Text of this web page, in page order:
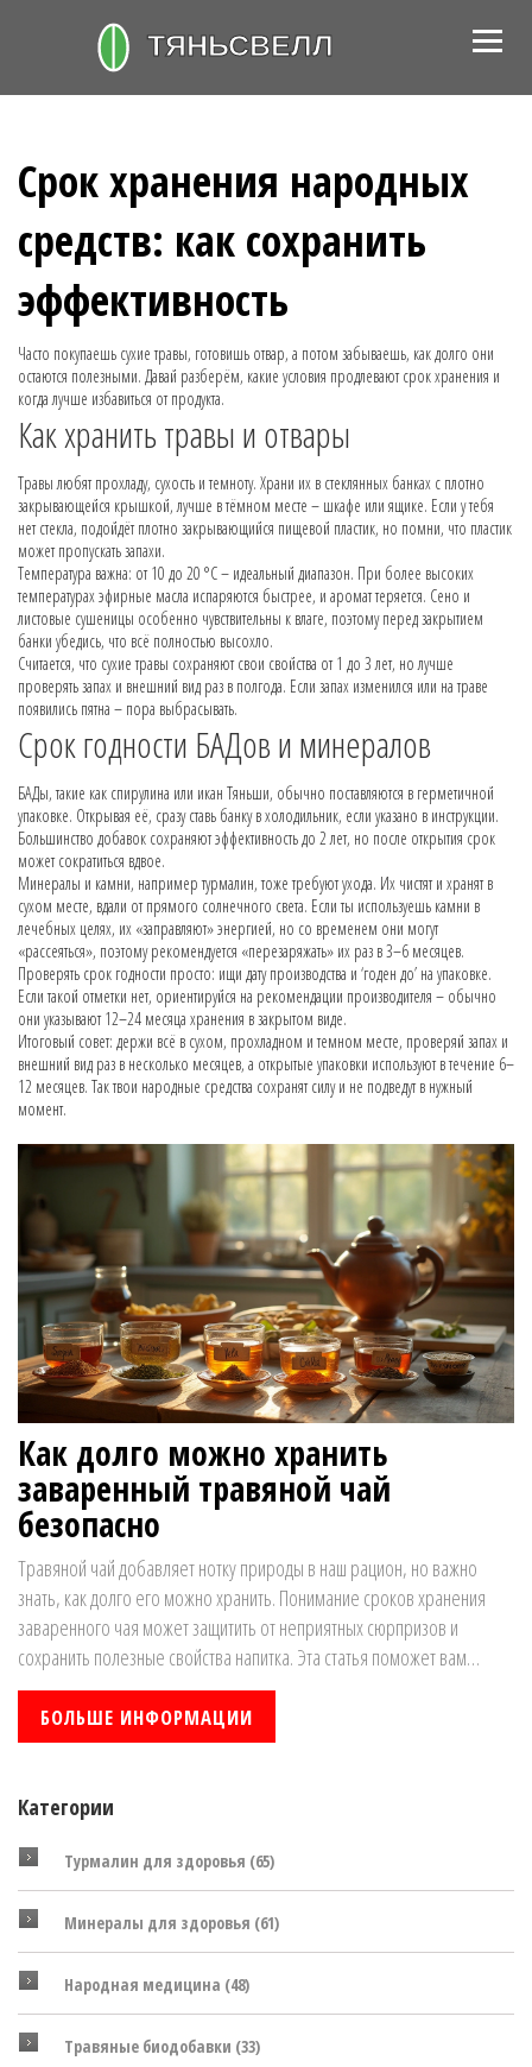
Срок хранения народных
средств: как сохранить
эффективность
Часто покупаешь сухие травы, готовишь отвар, а потом забываешь, как долго они
остаются полезными. Давай разберём, какие условия продлевают срок хранения и
когда лучше избавиться от продукта.
Как хранить травы и отвары
Травы любят прохладу, сухость и темноту. Храни их в стеклянных банках с плотно
закрывающейся крышкой, лучше в тёмном месте – шкафе или ящике. Если у тебя
нет стекла, подойдёт плотно закрывающийся пищевой пластик, но помни, что пластик
может пропускать запахи.
Температура важна: от 10 до 20 °C – идеальный диапазон. При более высоких
температурах эфирные масла испаряются быстрее, и аромат теряется. Сено и
листовые сушеницы особенно чувствительны к влаге, поэтому перед закрытием
банки убедись, что всё полностью высохло.
Считается, что сухие травы сохраняют свои свойства от 1 до 3 лет, но лучше
проверять запах и внешний вид раз в полгода. Если запах изменился или на траве
появились пятна – пора выбрасывать.
Срок годности БАДов и минералов
БАДы, такие как спирулина или икан Тяньши, обычно поставляются в герметичной
упаковке. Открывая её, сразу ставь банку в холодильник, если указано в инструкции.
Большинство добавок сохраняют эффективность до 2 лет, но после открытия срок
может сократиться вдвое.
Минералы и камни, например турмалин, тоже требуют ухода. Их чистят и хранят в
сухом месте, вдали от прямого солнечного света. Если ты используешь камни в
лечебных целях, их «заправляют» энергией, но со временем они могут
«рассеяться», поэтому рекомендуется «перезаряжать» их раз в 3–6 месяцев.
Проверять срок годности просто: ищи дату производства и ‘годен до’ на упаковке.
Если такой отметки нет, ориентируйся на рекомендации производителя – обычно
они указывают 12–24 месяца хранения в закрытом виде.
Итоговый совет: держи всё в сухом, прохладном и темном месте, проверяй запах и
внешний вид раз в несколько месяцев, а открытые упаковки используют в течение 6–
12 месяцев. Так твои народные средства сохранят силу и не подведут в нужный
момент.
Как долго можно хранить
заваренный травяной чай
безопасно
Травяной чай добавляет нотку природы в наш рацион, но важно
знать, как долго его можно хранить. Понимание сроков хранения
заваренного чая может защитить от неприятных сюрпризов и
сохранить полезные свойства напитка. Эта статья поможет вам
определить правильные условия для хранения и гарантировать
безопасность травяного чая. Особое внимание уделено травам
Тяньши и их уникальным свойствам. Советы и факты помогут больше
БОЛЬШЕ ИНФОРМАЦИИ
Категории
Турмалин для здоровья (65)
Минералы для здоровья (61)
Народная медицина (48)
Травяные биодобавки (33)